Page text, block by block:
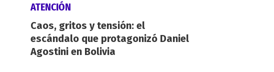
ATENCIÓN
Caos, gritos y tensión: el
escándalo que protagonizó Daniel
Agostini en Bolivia